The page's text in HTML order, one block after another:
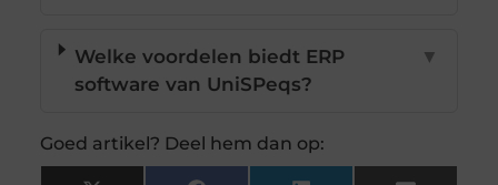
Welke voordelen biedt ERP
software van UniSPeqs?
▼
Goed artikel? Deel hem dan op: